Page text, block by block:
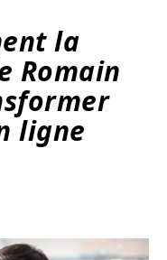
la
Romain
ligne